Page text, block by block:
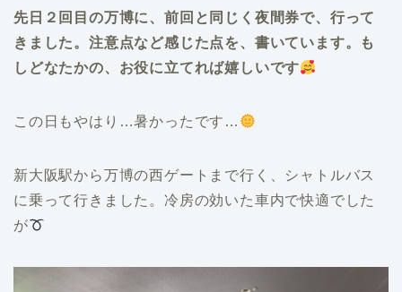
先日２回目の万博に、前回と同じく夜間券で、行って
きました。注意点など感じた点を、書いています。も
しどなたかの、お役に立てれば嬉しいです
この日もやはり…暑かったです…
新大阪駅から万博の西ゲートまで行く、シャトルバス
に乗って行きました。冷房の効いた車内で快適でした
が